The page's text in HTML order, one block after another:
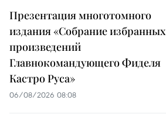
Презентация многотомного
издания «Собрание избранных
произведений
Главнокомандующего Фиделя
Кастро Руса»
06/08/2026 08:08